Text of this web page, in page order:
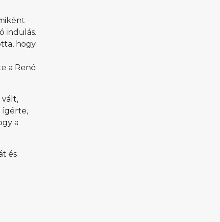
indulás.
hogy
a René
vált,
ígérte,
a
és